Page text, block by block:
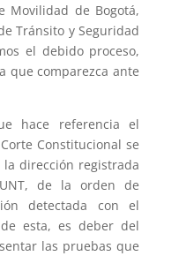
Movilidad de Bogotá,
Tránsito y Seguridad
el debido proceso,
que comparezca ante
hace referencia el
Constitucional se
dirección registrada
de la orden de
detectada con el
esta, es deber del
las pruebas que